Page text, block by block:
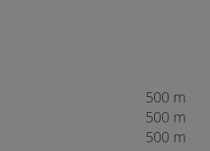
500 m
500 m
500 m